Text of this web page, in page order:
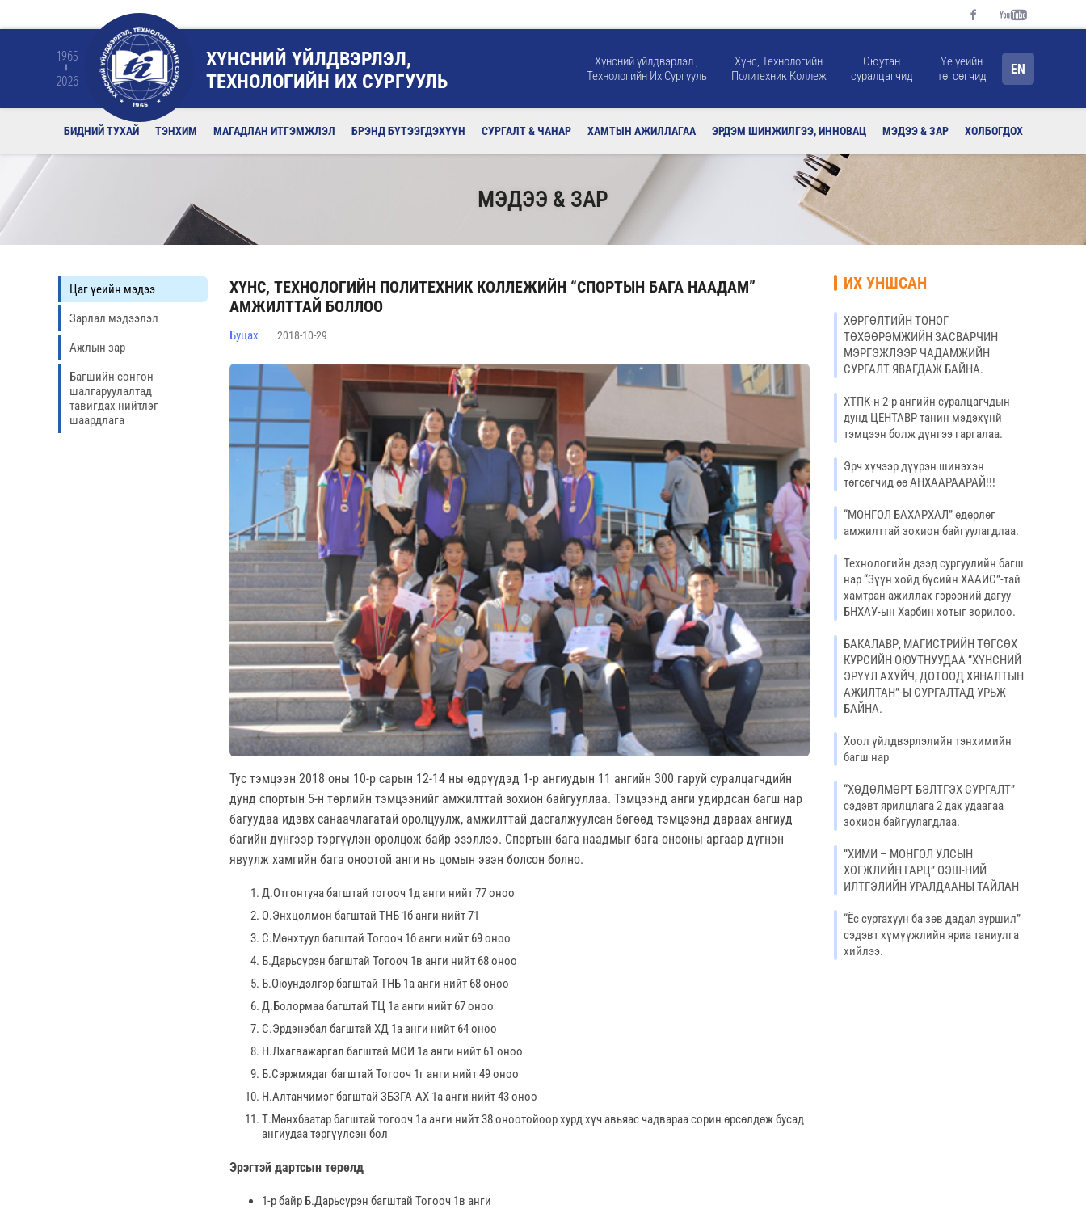
1965
2026
ХҮНСНИЙ ҮЙЛДВЭРЛЭЛ,
ТЕХНОЛОГИЙН ИХ СУРГУУЛЬ
Хүнсний үйлдвэрлэл ,
Технологийн Их Сургууль
Хүнс, Технологийн
Политехник Коллеж
Оюутан
суралцагчид
Үе үеийн
төгсөгчид
EN
БИДНИЙ ТУХАЙ ТЭНХИМ МАГАДЛАН ИТГЭМЖЛЭЛ БРЭНД БҮТЭЭГДЭХҮҮН СУРГАЛТ & ЧАНАР ХАМТЫН АЖИЛЛАГАА ЭРДЭМ ШИНЖИЛГЭЭ, ИННОВАЦ МЭДЭЭ & ЗАР ХОЛБОГДОХ
МЭДЭЭ & ЗАР
Цаг үеийн мэдээ
Зарлал мэдээлэл
Ажлын зар
Багшийн сонгон
шалгаруулалтад
тавигдах нийтлэг
шаардлага
ХҮНС, ТЕХНОЛОГИЙН ПОЛИТЕХНИК КОЛЛЕЖИЙН “СПОРТЫН БАГА НААДАМ”
АМЖИЛТТАЙ БОЛЛОО
Буцах 2018-10-29
Тус тэмцээн 2018 оны 10-р сарын 12-14 ны өдрүүдэд 1-р ангиудын 11 ангийн 300 гаруй суралцагчдийн
дунд спортын 5-н төрлийн тэмцээнийг амжилттай зохион байгууллаа. Тэмцээнд анги удирдсан багш нар
багуудаа идэвх санаачлагатай оролцуулж, амжилттай дасгалжуулсан бөгөөд тэмцээнд дараах ангиуд
багийн дүнгээр тэргүүлэн оролцож байр эзэллээ. Спортын бага наадмыг бага онооны аргаар дүгнэн
явуулж хамгийн бага оноотой анги нь цомын эзэн болсон болно.
Д.Отгонтуяа багштай тогооч 1д анги нийт 77 оноо
О.Энхцолмон багштай ТНБ 1б анги нийт 71
С.Мөнхтуул багштай Тогооч 1б анги нийт 69 оноо
Б.Дарьсүрэн багштай Тогооч 1в анги нийт 68 оноо
Б.Оюундэлгэр багштай ТНБ 1а анги нийт 68 оноо
Д.Болормаа багштай ТЦ 1а анги нийт 67 оноо
С.Эрдэнэбал багштай ХД 1а анги нийт 64 оноо
Н.Лхагважаргал багштай МСИ 1а анги нийт 61 оноо
Б.Сэржмядаг багштай Тогооч 1г анги нийт 49 оноо
Н.Алтанчимэг багштай ЗБЗГА-АХ 1а анги нийт 43 оноо
Т.Мөнхбаатар багштай тогооч 1а анги нийт 38 оноотойоор хурд хүч авьяас чадвараа сорин өрсөлдөж бусад
ангиудаа тэргүүлсэн бол
Эрэгтэй дартсын төрөлд
1-р байр Б.Дарьсүрэн багштай Тогооч 1в анги
ИХ УНШСАН
ХӨРГӨЛТИЙН ТОНОГ
ТӨХӨӨРӨМЖИЙН ЗАСВАРЧИН
МЭРГЭЖЛЭЭР ЧАДАМЖИЙН
СУРГАЛТ ЯВАГДАЖ БАЙНА.
ХТПК-н 2-р ангийн суралцагчдын
дунд ЦЕНТАВР танин мэдэхүнй
тэмцээн болж дүнгээ гаргалаа.
Эрч хүчээр дүүрэн шинэхэн
төгсөгчид өө АНХААРААРАЙ!!!
“МОНГОЛ БАХАРХАЛ” өдөрлөг
амжилттай зохион байгуулагдлаа.
Технологийн дээд сургуулийн багш
нар “Зүүн хойд бүсийн ХААИС”-тай
хамтран ажиллах гэрээний дагуу
БНХАУ-ын Харбин хотыг зорилоо.
БАКАЛАВР, МАГИСТРИЙН ТӨГСӨХ
КУРСИЙН ОЮУТНУУДАА “ХҮНСНИЙ
ЭРҮҮЛ АХУЙЧ, ДОТООД ХЯНАЛТЫН
АЖИЛТАН”-Ы СУРГАЛТАД УРЬЖ
БАЙНА.
Хоол үйлдвэрлэлийн тэнхимийн
багш нар
“ХӨДӨЛМӨРТ БЭЛТГЭХ СУРГАЛТ”
сэдэвт ярилцлага 2 дах удаагаа
зохион байгуулагдлаа.
“ХИМИ – МОНГОЛ УЛСЫН
ХӨГЖЛИЙН ГАРЦ” ОЭШ-НИЙ
ИЛТГЭЛИЙН УРАЛДААНЫ ТАЙЛАН
“Ёс суртахуун ба зөв дадал зуршил”
сэдэвт хүмүүжлийн яриа таниулга
хийлээ.